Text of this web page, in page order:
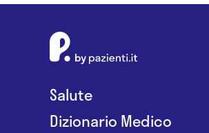
Salute
Dizionario Medico